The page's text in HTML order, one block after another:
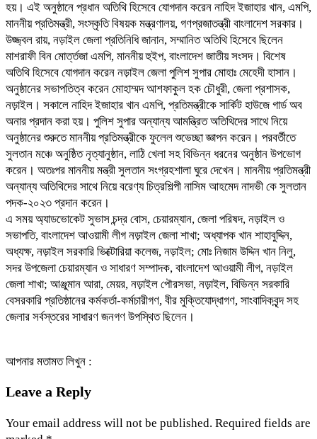
হয়। এই অনুষ্ঠানে প্রধান অতিথি হিসেবে যোগদান করেন নাহিদ ইজাহার খান, এমপি,
মাননীয় প্রতিমন্ত্রী, সংস্কৃতি বিষয়ক মন্ত্রণালয়, গণপ্রজাতন্ত্রী বাংলাদেশ সরকার।
উজ্জ্বল রায়, নড়াইল জেলা প্রতিনিধি জানান, সম্মানিত অতিথি হিসেবে ছিলেন
মাশরাফী বিন মোর্ত্তজা এমপি, মাননীয় হুইপ, বাংলাদেশ জাতীয় সংসদ। বিশেষ
অতিথি হিসেবে যোগদান করেন নড়াইল জেলা পুলিশ সুপার মোহাঃ মেহেদী হাসান।
অনুষ্ঠানের সভাপতিত্ব করেন মোহাম্মদ আশফাকুল হক চৌধুরী, জেলা প্রশাসক,
নড়াইল। সকালে নাহিদ ইজাহার খান এমপি, প্রতিমন্ত্রীকে সার্কিট হাউজে গার্ড অব
অনার প্রদান করা হয়। পুলিশ সুপার অন্যান্য আমন্ত্রিত অতিথিদের সাথে নিয়ে
অনুষ্ঠানের শুরুতে মাননীয় প্রতিমন্ত্রীকে ফুলেল শুভেচ্ছা জ্ঞাপন করেন। পরবর্তীতে
সুলতান মঞ্চে অনুষ্ঠিত নৃত্যানুষ্ঠান, লাঠি খেলা সহ বিভিন্ন ধরনের অনুষ্ঠান উপভোগ
করেন। অতঃপর মাননীয় মন্ত্রী সুলতান সংগ্রহশালা ঘুরে দেখেন। মাননীয় প্রতিমন্ত্রী
অন্যান্য অতিথিদের সাথে নিয়ে বরেণ্য চিত্রশিল্পী নাসিম আহমেদ নাদভী কে সুলতান
পদক-২০২৩ প্রদান করেন।
এ সময় অ্যাডভোকেট সুভাস চন্দ্র বোস, চেয়ারম্যান, জেলা পরিষদ, নড়াইল ও
সভাপতি, বাংলাদেশ আওয়ামী লীগ নড়াইল জেলা শাখা; অধ্যাপক খান শাহাবুদ্দিন,
অধ্যক্ষ, নড়াইল সরকারি ভিক্টোরিয়া কলেজ, নড়াইল; মোঃ নিজাম উদ্দিন খান নিলু,
সদর উপজেলা চেয়ারম্যান ও সাধারণ সম্পাদক, বাংলাদেশ আওয়ামী লীগ, নড়াইল
জেলা শাখা; আঞ্জুমান আরা, মেয়র, নড়াইল পৌরসভা, নড়াইল, বিভিন্ন সরকারি
বেসরকারি প্রতিষ্ঠানের কর্মকর্তা-কর্মচারীগণ, বীর মুক্তিযোদ্ধাগণ, সাংবাদিকবৃন্দ সহ
জেলার সর্বস্তরের সাধারণ জনগণ উপস্থিত ছিলেন।
আপনার মতামত লিখুন :
Leave a Reply
Your email address will not be published. Required fields are